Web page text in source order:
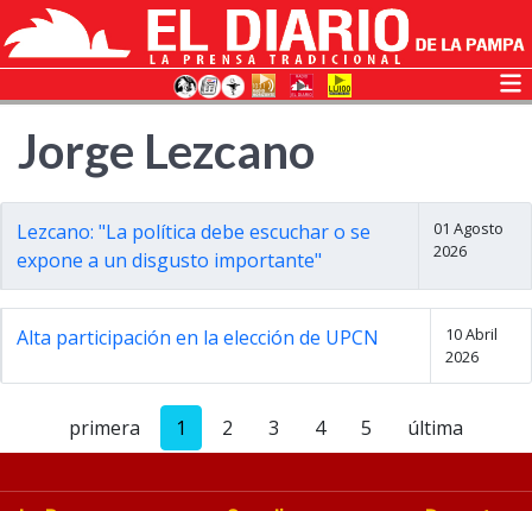
Jorge Lezcano
Lezcano: "La política debe escuchar o se
expone a un disgusto importante"
01 Agosto
2026
Alta participación en la elección de UPCN
10 Abril
2026
primera 1 2 3 4 5 última